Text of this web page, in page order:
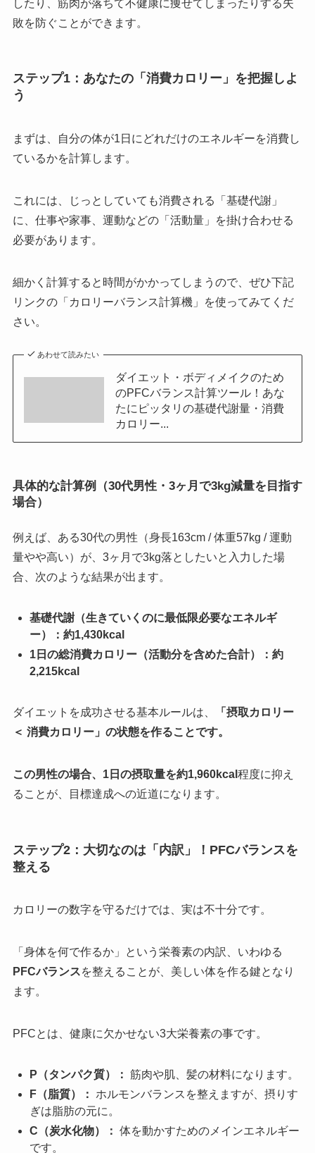
したり、筋肉が落ちて不健康に痩せてしまったりする失
敗を防ぐことができます。
ステップ1：あなたの「消費カロリー」を把握しよ
う
まずは、自分の体が1日にどれだけのエネルギーを消費し
ているかを計算します。
これには、じっとしていても消費される「基礎代謝」
に、仕事や家事、運動などの「活動量」を掛け合わせる
必要があります。
細かく計算すると時間がかかってしまうので、ぜひ下記
リンクの「カロリーバランス計算機」を使ってみてくだ
さい。
あわせて読みたい
ダイエット・ボディメイクのため
のPFCバランス計算ツール！あな
たにピッタリの基礎代謝量・消費
カロリー...
具体的な計算例（30代男性・3ヶ月で3kg減量を目指す
場合）
例えば、ある30代の男性（身長163cm / 体重57kg / 運動
量やや高い）が、3ヶ月で3kg落としたいと入力した場
合、次のような結果が出ます。
基礎代謝（生きていくのに最低限必要なエネルギ
ー）：約1,430kcal
1日の総消費カロリー（活動分を含めた合計）：約
2,215kcal
ダイエットを成功させる基本ルールは、
「摂取カロリー
＜ 消費カロリー」の状態を作ることです。
この男性の場合、1日の摂取量を約1,960kcal 程度に抑え
ることが、目標達成への近道になります。
ステップ2：大切なのは「内訳」！PFCバランスを
整える
カロリーの数字を守るだけでは、実は不十分です。
「身体を何で作るか」という栄養素の内訳、いわゆる
PFCバランスを整えることが、美しい体を作る鍵となり
ます。
PFCとは、健康に欠かせない3大栄養素の事です。
P（タンパク質）： 筋肉や肌、髪の材料になります。
F（脂質）：
ホルモンバランスを整えますが、摂りす
ぎは脂肪の元に。
C（炭水化物）： 体を動かすためのメインエネルギー
です。